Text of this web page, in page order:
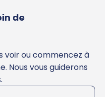
de
voir ou commencez à
Nous vous guiderons